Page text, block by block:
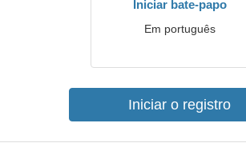
Iniciar bate-papo
Em português
Iniciar o registro